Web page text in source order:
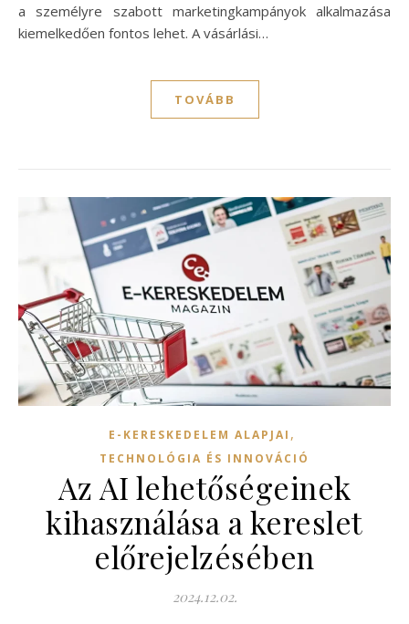
a személyre szabott marketingkampányok alkalmazása
kiemelkedően fontos lehet. A vásárlási…
TOVÁBB
E-KERESKEDELEM ALAPJAI ,
TECHNOLÓGIA ÉS INNOVÁCIÓ
Az AI lehetőségeinek
kihasználása a kereslet
előrejelzésében
2024.12.02.